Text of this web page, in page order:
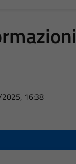
16:38